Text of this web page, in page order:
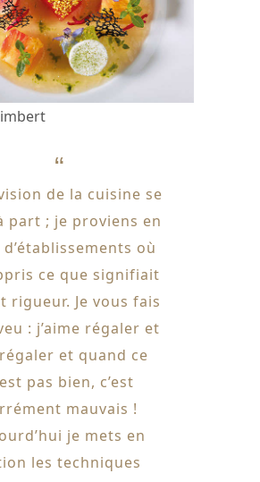
de la cuisine se
part ; je proviens en
où
ce que signifiait
rigueur. Je vous fais
: j’aime régaler et
et quand ce
pas bien, c’est
mauvais !
je mets en
les techniques